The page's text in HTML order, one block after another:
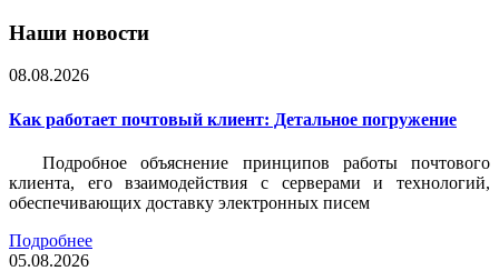
Наши новости
08.08.2026
Как работает почтовый клиент: Детальное погружение
Подробное объяснение принципов работы почтового
клиента, его взаимодействия с серверами и технологий,
обеспечивающих доставку электронных писем
Подробнее
05.08.2026